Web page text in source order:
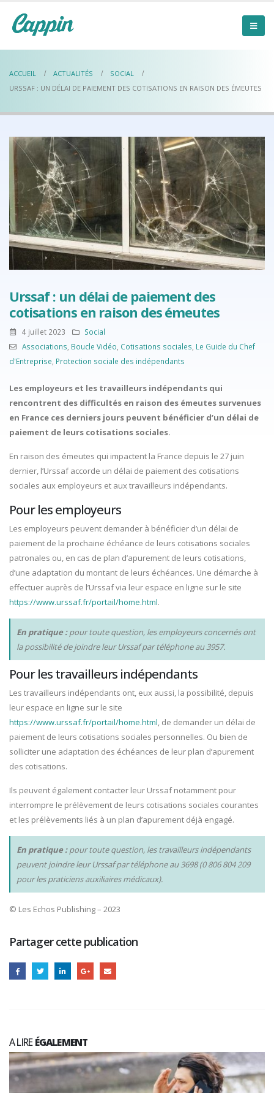
ACCUEIL ACTUALITÉS
SOCIAL
URSSAF : UN DÉLAI DE PAIEMENT DES COTISATIONS EN RAISON DES ÉMEUTES
Urssaf : un délai de paiement des
cotisations en raison des émeutes
4 juillet 2023
Social
Associations Boucle Vidéo Cotisations sociales Le Guide du Chef
d'Entreprise Protection sociale des indépendants
Les employeurs et les travailleurs indépendants qui
rencontrent des difficultés en raison des émeutes survenues
en France ces derniers jours peuvent bénéficier d’un délai de
paiement de leurs cotisations sociales.
En raison des émeutes qui impactent la France depuis le 27 juin
dernier, l’Urssaf accorde un délai de paiement des cotisations
sociales aux employeurs et aux travailleurs indépendants.
Pour les employeurs
Les employeurs peuvent demander à bénéficier d’un délai de
paiement de la prochaine échéance de leurs cotisations sociales
patronales ou, en cas de plan d’apurement de leurs cotisations,
d’une adaptation du montant de leurs échéances. Une démarche à
effectuer auprès de l’Urssaf via leur espace en ligne sur le site
https://www.urssaf.fr/portail/home.html.
En pratique :pour toute question, les employeurs concernés ont
la possibilité de joindre leur Urssaf par téléphone au 3957.
Pour les travailleurs indépendants
Les travailleurs indépendants ont, eux aussi, la possibilité, depuis
leur espace en ligne sur le site
https://www.urssaf.fr/portail/home.html, de demander un délai de
paiement de leurs cotisations sociales personnelles. Ou bien de
solliciter une adaptation des échéances de leur plan d’apurement
des cotisations.
Ils peuvent également contacter leur Urssaf notamment pour
interrompre le prélèvement de leurs cotisations sociales courantes
et les prélèvements liés à un plan d’apurement déjà engagé.
En pratique :pour toute question, les travailleurs indépendants
peuvent joindre leur Urssaf par téléphone au 3698 (0 806 804 209
pour les praticiens auxiliaires médicaux).
© Les Echos Publishing – 2023
Partager cette publication
A LIREÉGALEMENT